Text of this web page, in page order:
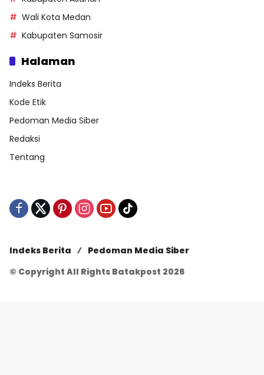
Wali Kota Medan
Kabupaten Samosir
Halaman
Indeks Berita
Kode Etik
Pedoman Media Siber
Redaksi
Tentang
Indeks Berita
Pedoman Media Siber
© Copyright All Rights Batakpost 2026